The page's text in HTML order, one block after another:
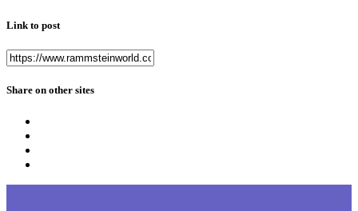
Link to post
Share on other sites